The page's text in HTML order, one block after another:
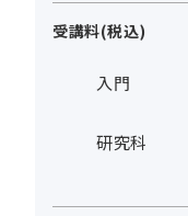
受講料(税込)
入門
研究科